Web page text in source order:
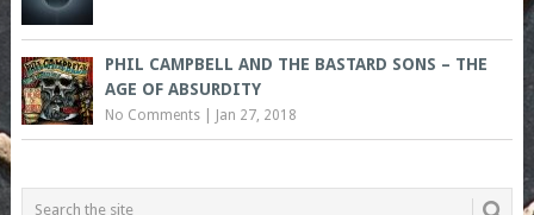
PHIL CAMPBELL AND THE BASTARD SONS – THE
AGE OF ABSURDITY
No Comments| Jan 27, 2018